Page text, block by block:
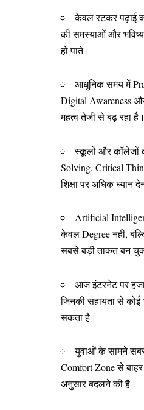
केवल रटकर पढ़ाई
की समस्याओं और भविष्य
हो पाते।
आधुनिक समय में
Digital Awareness
महत्व तेजी से बढ़ रहा है।
स्कूलों और कॉलेजों
Solving, Critical
शिक्षा पर अधिक ध्यान
Artificial
केवल Degree नहीं,
सबसे बड़ी ताकत बन
आज इंटरनेट पर
जिनकी सहायता से कोई
सकता है।
युवाओं के सामने
Comfort Zone से
अनुसार बदलने की है।